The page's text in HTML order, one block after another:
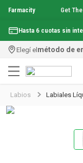
Farmacity Get
Hasta 6 cuotas sin
Elegí elmétodo de
Labios Labiales
2.